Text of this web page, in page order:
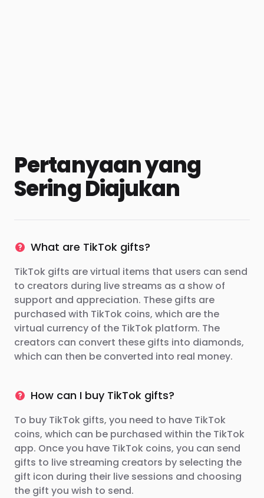
Pertanyaan yang
Sering Diajukan
What are TikTok gifts?
TikTok gifts are virtual items that users can send
to creators during live streams as a show of
support and appreciation. These gifts are
purchased with TikTok coins, which are the
virtual currency of the TikTok platform. The
creators can convert these gifts into diamonds,
which can then be converted into real money.
How can I buy TikTok gifts?
To buy TikTok gifts, you need to have TikTok
coins, which can be purchased within the TikTok
app. Once you have TikTok coins, you can send
gifts to live streaming creators by selecting the
gift icon during their live sessions and choosing
the gift you wish to send.